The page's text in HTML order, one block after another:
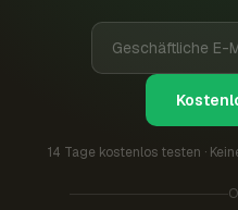
14 Tage kostenlos testen ·